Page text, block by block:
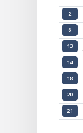
2
6
13
14
18
20
21